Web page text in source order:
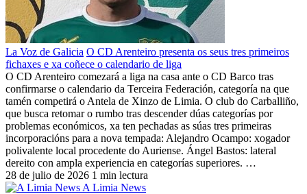
La Voz de Galicia O CD Arenteiro presenta os seus tres primeiros
fichaxes e xa coñece o calendario de liga
O CD Arenteiro comezará a liga na casa ante o CD Barco tras
confirmarse o calendario da Terceira Federación, categoría na que
tamén competirá o Antela de Xinzo de Limia. O club do Carballiño,
que busca retomar o rumbo tras descender dúas categorías por
problemas económicos, xa ten pechadas as súas tres primeiras
incorporacións para a nova tempada: Alejandro Ocampo: xogador
polivalente local procedente do Auriense. Ángel Bastos: lateral
dereito con ampla experiencia en categorías superiores. …
28 de julio de 2026 1 min lectura
A Limia News